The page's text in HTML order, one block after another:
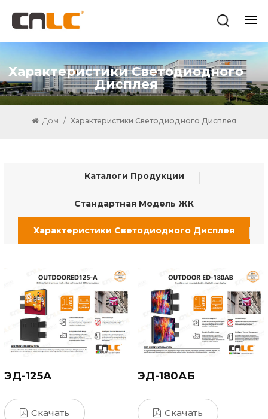
Характеристики Светодиодного
Дисплея
Дом / Характеристики Светодиодного Дисплея
Каталоги Продукции
Стандартная Модель ЖК
Характеристики Светодиодного Дисплея
ЭД-125А
Скачать
ЭД-180АБ
Скачать